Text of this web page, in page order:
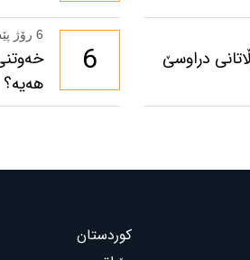
دراوسێ 6
6 رۆژ پێش ئێستا
هەیە؟
کوردستان